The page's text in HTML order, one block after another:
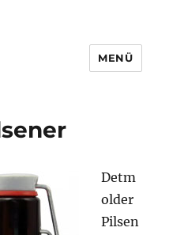
MENÜ
Detm
older
Pilsen